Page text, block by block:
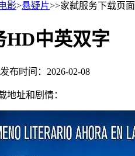
影>悬疑片>>家弑服务下载页面
HD中英双字
发布时间：2026-02-08
地址和剧情：